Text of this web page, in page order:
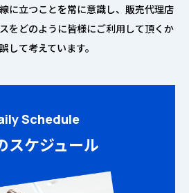
に立つことを常に意識し、販売代理店
をどのように皆様にご利用して頂くか
して考えています。
Schedule
スケジュール